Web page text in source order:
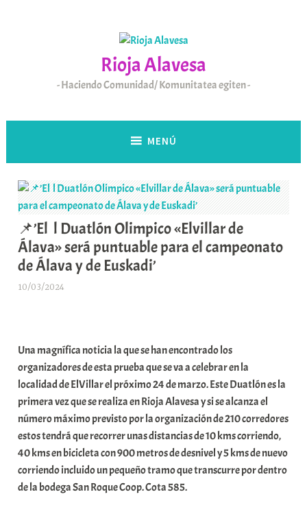
Rioja Alavesa
Haciendo Comunidad/ Komunitatea egiten
MENÚ
📌’El l Duatlón Olimpico «Elvillar de
Álava» será puntuable para el campeonato
de Álava y de Euskadi’
10/03/2024
a
r
E
r
r
i
o
x
a
Una magnífica noticia la que se han encontrado los
organizadores de esta prueba que se va a celebrar en la
localidad de ElVillar el próximo 24 de marzo. Este Duatlón es la
primera vez que se realiza en Rioja Alavesa y si se alcanza el
número máximo previsto por la organización de 210 corredores
estos tendrá que recorrer unas distancias de 10 kms corriendo,
40 kms en bicicleta con 900 metros de desnivel y 5 kms de nuevo
corriendo incluido un pequeño tramo que transcurre por dentro
de la bodega San Roque Coop. Cota 585.